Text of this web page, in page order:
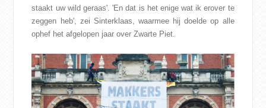
CONTACT
WEBSHOP
staakt uw wild geraas'. 'En dat is het enige wat ik erover te
zeggen heb', zei Sinterklaas, waarmee hij doelde op alle
ophef het afgelopen jaar over Zwarte Piet.